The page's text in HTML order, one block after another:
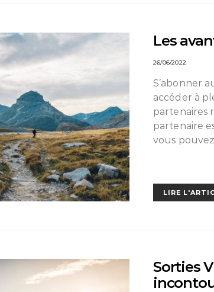
Les
26/06/2022
S’abonner
accéder à
partenaires
partenaire
vous
LIRE
Sorties